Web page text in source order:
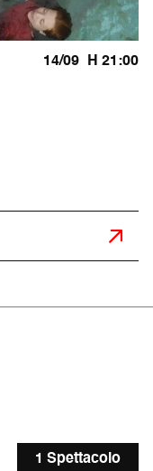
14/09 H 21:00
1 Spettacolo